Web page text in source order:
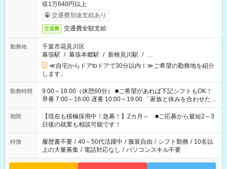
収1万640円以上
交通費別途支給あり
交通費 交通費全額支給
勤務地
千葉市花見川区
幕張駅 / 幕張本郷駅 / 新検見川駅 / …
≪自宅からドアtoドアで30分以内！≫ご希望の勤務地を紹介
します。
勤務時間
9:00～18:00（休憩60分） ■ご希望があれば下記シフトもOK！
早番 7:00～16:00 遅番 10:00～19:00 「家族と休みを合わせた
い」 「余裕を持って夕飯の準備がしたい」 「できれば残業はし
たくない」 など、ご希望を教えてくださいね。 ※Wワーク希望
の方へ 今ご覧のお仕事で希望する勤務時間と、もう1つのお仕事
の勤務時間。 合計で週40時間を超える場合は応募できません。
期間
【現在も積極採用中！急募！】2カ月～ ■ご応募から最短2～3
日後の就業も相談可能です！
特徴 履歴書不要 / 40～50代活躍中 / 服装自由 / シフト勤務 / 10名以
上の大量募集 / 電話対応なし / パソコンスキル不要